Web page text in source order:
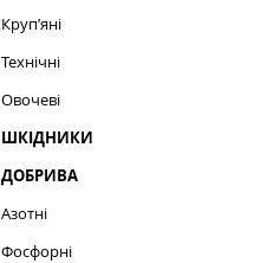
Круп’яні
Технічні
Овочеві
ШКІДНИКИ
ДОБРИВА
Азотні
Фосфорні